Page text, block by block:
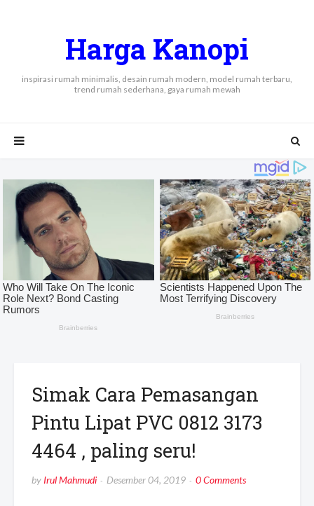
Harga Kanopi
inspirasi rumah minimalis, desain rumah modern, model rumah terbaru,
trend rumah sederhana, gaya rumah mewah
Simak Cara Pemasangan
Pintu Lipat PVC 0812 3173
4464 , paling seru!
by Irul Mahmudi Desember 04, 2019 0 Comments